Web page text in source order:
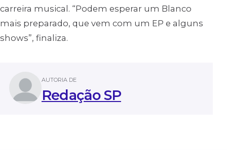
carreira musical. “Podem esperar um Blanco
mais preparado, que vem com um EP e alguns
shows”, finaliza.
AUTORIA DE
Redação SP